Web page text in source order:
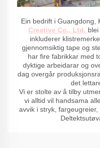
Ein bedrift i Guangdong,
Creative Co., Ltd.
inkluderer
gjennomsiktig tape og
har fire fabrikkar med
dyktige arbeidarar og
dag overgår
det
Vi er stolte av å tilby
vi alltid vil handsama
avvik i stryk,